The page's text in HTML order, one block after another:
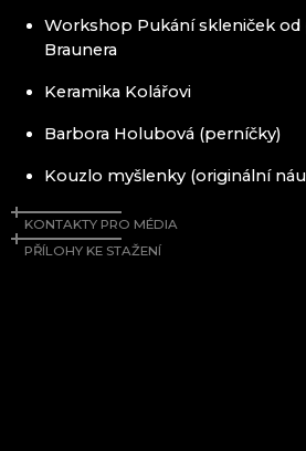
Workshop Pukání skleniček od
Braunera
Keramika Kolářovi
Barbora Holubová (perníčky)
Kouzlo myšlenky (originální
KONTAKTY PRO MÉDIA
PŘÍLOHY KE STAŽENÍ